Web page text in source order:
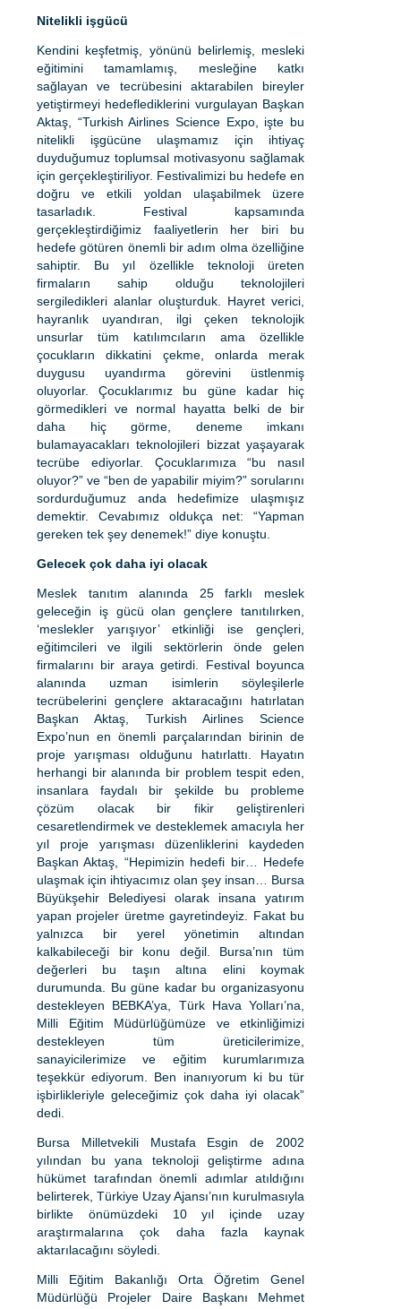
Nitelikli işgücü
Kendini keşfetmiş, yönünü belirlemiş, mesleki
eğitimini tamamlamış, mesleğine katkı
sağlayan ve tecrübesini aktarabilen bireyler
yetiştirmeyi hedeflediklerini vurgulayan Başkan
Aktaş, “Turkish Airlines Science Expo, işte bu
nitelikli işgücüne ulaşmamız için ihtiyaç
duyduğumuz toplumsal motivasyonu sağlamak
için gerçekleştiriliyor. Festivalimizi bu hedefe en
doğru ve etkili yoldan ulaşabilmek üzere
tasarladık. Festival kapsamında
gerçekleştirdiğimiz faaliyetlerin her biri bu
hedefe götüren önemli bir adım olma özelliğine
sahiptir. Bu yıl özellikle teknoloji üreten
firmaların sahip olduğu teknolojileri
sergiledikleri alanlar oluşturduk. Hayret verici,
hayranlık uyandıran, ilgi çeken teknolojik
unsurlar tüm katılımcıların ama özellikle
çocukların dikkatini çekme, onlarda merak
duygusu uyandırma görevini üstlenmiş
oluyorlar. Çocuklarımız bu güne kadar hiç
görmedikleri ve normal hayatta belki de bir
daha hiç görme, deneme imkanı
bulamayacakları teknolojileri bizzat yaşayarak
tecrübe ediyorlar. Çocuklarımıza “bu nasıl
oluyor?” ve “ben de yapabilir miyim?” sorularını
sordurduğumuz anda hedefimize ulaşmışız
demektir. Cevabımız oldukça net: “Yapman
gereken tek şey denemek!” diye konuştu.
Gelecek çok daha iyi olacak
Meslek tanıtım alanında 25 farklı meslek
geleceğin iş gücü olan gençlere tanıtılırken,
‘meslekler yarışıyor’ etkinliği ise gençleri,
eğitimcileri ve ilgili sektörlerin önde gelen
firmalarını bir araya getirdi. Festival boyunca
alanında uzman isimlerin söyleşilerle
tecrübelerini gençlere aktaracağını hatırlatan
Başkan Aktaş, Turkish Airlines Science
Expo’nun en önemli parçalarından birinin de
proje yarışması olduğunu hatırlattı. Hayatın
herhangi bir alanında bir problem tespit eden,
insanlara faydalı bir şekilde bu probleme
çözüm olacak bir fikir geliştirenleri
cesaretlendirmek ve desteklemek amacıyla her
yıl proje yarışması düzenliklerini kaydeden
Başkan Aktaş, “Hepimizin hedefi bir… Hedefe
ulaşmak için ihtiyacımız olan şey insan… Bursa
Büyükşehir Belediyesi olarak insana yatırım
yapan projeler üretme gayretindeyiz. Fakat bu
yalnızca bir yerel yönetimin altından
kalkabileceği bir konu değil. Bursa’nın tüm
değerleri bu taşın altına elini koymak
durumunda. Bu güne kadar bu organizasyonu
destekleyen BEBKA’ya, Türk Hava Yolları’na,
Milli Eğitim Müdürlüğümüze ve etkinliğimizi
destekleyen tüm üreticilerimize,
sanayicilerimize ve eğitim kurumlarımıza
teşekkür ediyorum. Ben inanıyorum ki bu tür
işbirlikleriyle geleceğimiz çok daha iyi olacak”
dedi.
Bursa Milletvekili Mustafa Esgin de 2002
yılından bu yana teknoloji geliştirme adına
hükümet tarafından önemli adımlar atıldığını
belirterek, Türkiye Uzay Ajansı’nın kurulmasıyla
birlikte önümüzdeki 10 yıl içinde uzay
araştırmalarına çok daha fazla kaynak
aktarılacağını söyledi.
Milli Eğitim Bakanlığı Orta Öğretim Genel
Müdürlüğü Projeler Daire Başkanı Mehmet